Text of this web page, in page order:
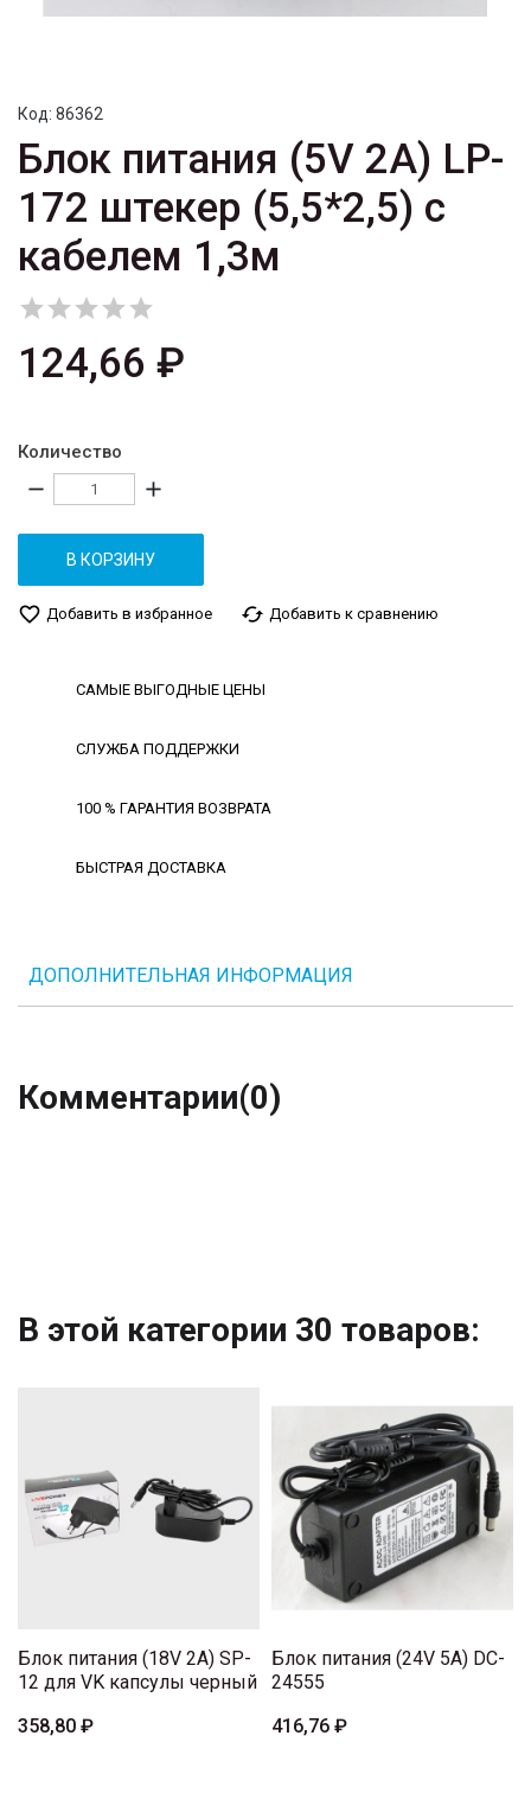
Код: 86362
Блок питания (5V 2A) LP-
172 штекер (5,5*2,5) с
кабелем 1,3м

124,66 ₽
Количество
remove add
В КОРЗИНУ
favorite_border Добавить в избранное cached Добавить к сравнению
САМЫЕ ВЫГОДНЫЕ ЦЕНЫ
СЛУЖБА ПОДДЕРЖКИ
100 % ГАРАНТИЯ ВОЗВРАТА
БЫСТРАЯ ДОСТАВКА
ДОПОЛНИТЕЛЬНАЯ ИНФОРМАЦИЯ
Комментарии(0)
В этой категории 30 товаров:
Блок питания (18V 2A) SP-
12 для VK капсулы черный
358,80 ₽
Блок питания (24V 5A) DC-
24555
416,76 ₽